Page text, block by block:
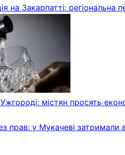
на Закарпатті:
містян просять
прав: у Мукачеві затримали